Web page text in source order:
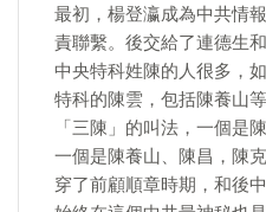
最初，楊登瀛成為中共情
責聯繫。後交給了連德生和
中央特科姓陳的人很多，
特科的陳雲，包括陳養山
「三陳」的叫法，一個是
一個是陳養山、陳昌，陳
穿了前顧順章時期，和後